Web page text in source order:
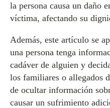
la persona causa un daño
víctima, afectando su
Además, este artículo se
una persona tenga
cadáver de alguien y
los familiares o allegados
de ocultar información
causar un sufrimiento